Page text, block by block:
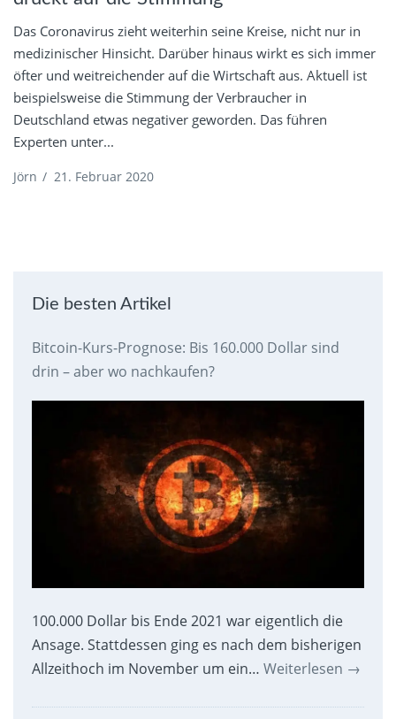
Das Coronavirus zieht weiterhin seine Kreise, nicht nur in
medizinischer Hinsicht. Darüber hinaus wirkt es sich immer
öfter und weitreichender auf die Wirtschaft aus. Aktuell ist
beispielsweise die Stimmung der Verbraucher in
Deutschland etwas negativer geworden. Das führen
Experten unter...
Jörn / 21. Februar 2020
Die besten Artikel
Bitcoin-Kurs-Prognose: Bis 160.000 Dollar sind
drin – aber wo nachkaufen?
100.000 Dollar bis Ende 2021 war eigentlich die
Ansage. Stattdessen ging es nach dem bisherigen
Allzeithoch im November um ein… Weiterlesen →